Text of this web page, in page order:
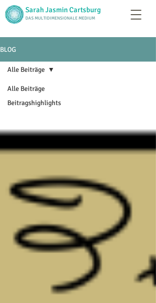
Sarah Jasmin Cartsburg
DAS MULTIDIMENSIONALE MEDIUM
BLOG
Alle Beiträge
Beitragshighlights
Alle Beiträge